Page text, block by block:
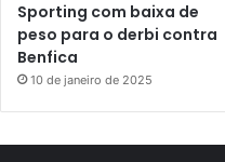
Sporting com baixa de
peso para o derbi contra
Benfica
10 de janeiro de 2025